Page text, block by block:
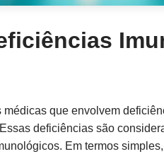
que envolvem
deficiências são
Em termos